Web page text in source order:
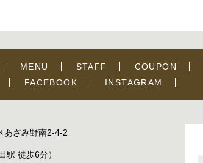
MENU STAFF COUPON
FACEBOOK INSTAGRAM
あざみ野南2-4-2
駅 徒歩6分）